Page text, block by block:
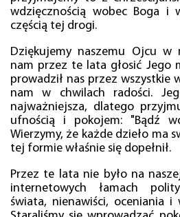
wdzięcznością wobec Boga i
częścią tej drogi.
Dziękujemy naszemu Ojcu w
nam przez te lata głosić Jego
prowadził nas przez wszystkie
nam w chwilach radości.
najważniejsza, dlatego
ufnością i pokojem: "Bądź
Wierzymy, że każde dzieło ma
tej formie właśnie się dopełnił.
Przez te lata nie było na
internetowych łamach
świata, nienawiści, oceniania i